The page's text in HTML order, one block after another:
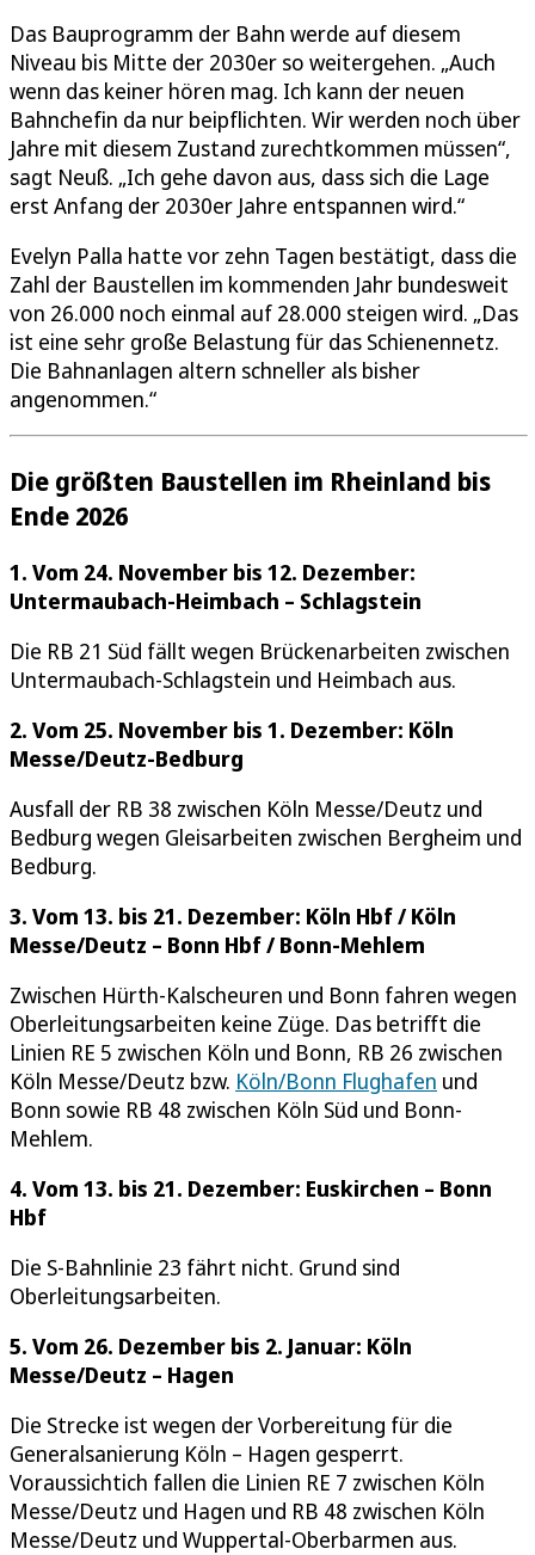
Das Bauprogramm der Bahn werde auf diesem
Niveau bis Mitte der 2030er so weitergehen. „Auch
wenn das keiner hören mag. Ich kann der neuen
Bahnchefin da nur beipflichten. Wir werden noch über
Jahre mit diesem Zustand zurechtkommen müssen“,
sagt Neuß. „Ich gehe davon aus, dass sich die Lage
erst Anfang der 2030er Jahre entspannen wird.“
Evelyn Palla hatte vor zehn Tagen bestätigt, dass die
Zahl der Baustellen im kommenden Jahr bundesweit
von 26.000 noch einmal auf 28.000 steigen wird. „Das
ist eine sehr große Belastung für das Schienennetz.
Die Bahnanlagen altern schneller als bisher
angenommen.“
Die größten Baustellen im Rheinland bis
Ende 2026
1. Vom 24. November bis 12. Dezember:
Untermaubach-Heimbach – Schlagstein
Die RB 21 Süd fällt wegen Brückenarbeiten zwischen
Untermaubach-Schlagstein und Heimbach aus.
2. Vom 25. November bis 1. Dezember: Köln
Messe/Deutz-Bedburg
Ausfall der RB 38 zwischen Köln Messe/Deutz und
Bedburg wegen Gleisarbeiten zwischen Bergheim und
Bedburg.
3. Vom 13. bis 21. Dezember: Köln Hbf / Köln
Messe/Deutz – Bonn Hbf / Bonn-Mehlem
Zwischen Hürth-Kalscheuren und Bonn fahren wegen
Oberleitungsarbeiten keine Züge. Das betrifft die
Linien RE 5 zwischen Köln und Bonn, RB 26 zwischen
Köln Messe/Deutz bzw. Köln/Bonn Flughafen und
Bonn sowie RB 48 zwischen Köln Süd und Bonn-
Mehlem.
4. Vom 13. bis 21. Dezember: Euskirchen – Bonn
Hbf
Die S-Bahnlinie 23 fährt nicht. Grund sind
Oberleitungsarbeiten.
5. Vom 26. Dezember bis 2. Januar: Köln
Messe/Deutz – Hagen
Die Strecke ist wegen der Vorbereitung für die
Generalsanierung Köln – Hagen gesperrt.
Voraussichtich fallen die Linien RE 7 zwischen Köln
Messe/Deutz und Hagen und RB 48 zwischen Köln
Messe/Deutz und Wuppertal-Oberbarmen aus.